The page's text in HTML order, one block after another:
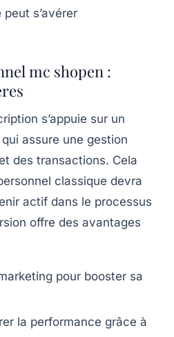
peut s’avérer
mc shopen :
s’appuie sur un
assure une gestion
des transactions. Cela
classique devra
actif dans le processus
offre des avantages
pour booster sa
la performance grâce à